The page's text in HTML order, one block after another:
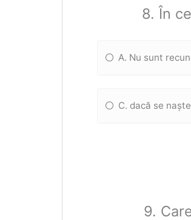
8. În
A. Nu sunt
C. dacă se
9.